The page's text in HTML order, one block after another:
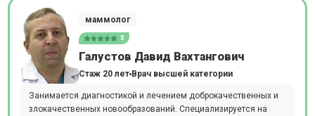
маммолог
5
Галустов Давид Вахтангович
Стаж 20 лет Врач высшей категории
Занимается диагностикой и лечением доброкачественных и
злокачественных новообразований. Специализируется на